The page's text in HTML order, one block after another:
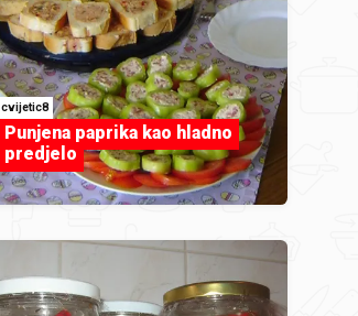
cvijetic8
Punjena paprika kao hladno
predjelo